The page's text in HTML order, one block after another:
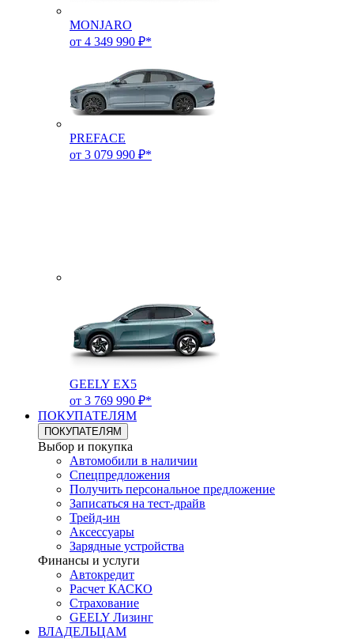
MONJARO
от 4 349 990 ₽*
PREFACE
от 3 079 990 ₽*
GEELY EX5
от 3 769 990 ₽*
ПОКУПАТЕЛЯМ
ПОКУПАТЕЛЯМ
Выбор и покупка
Автомобили в наличии
Спецпредложения
Получить персональное предложение
Записаться на тест-драйв
Трейд-ин
Аксессуары
Зарядные устройства
Финансы и услуги
Автокредит
Расчет КАСКО
Страхование
GEELY Лизинг
ВЛАДЕЛЬЦАМ